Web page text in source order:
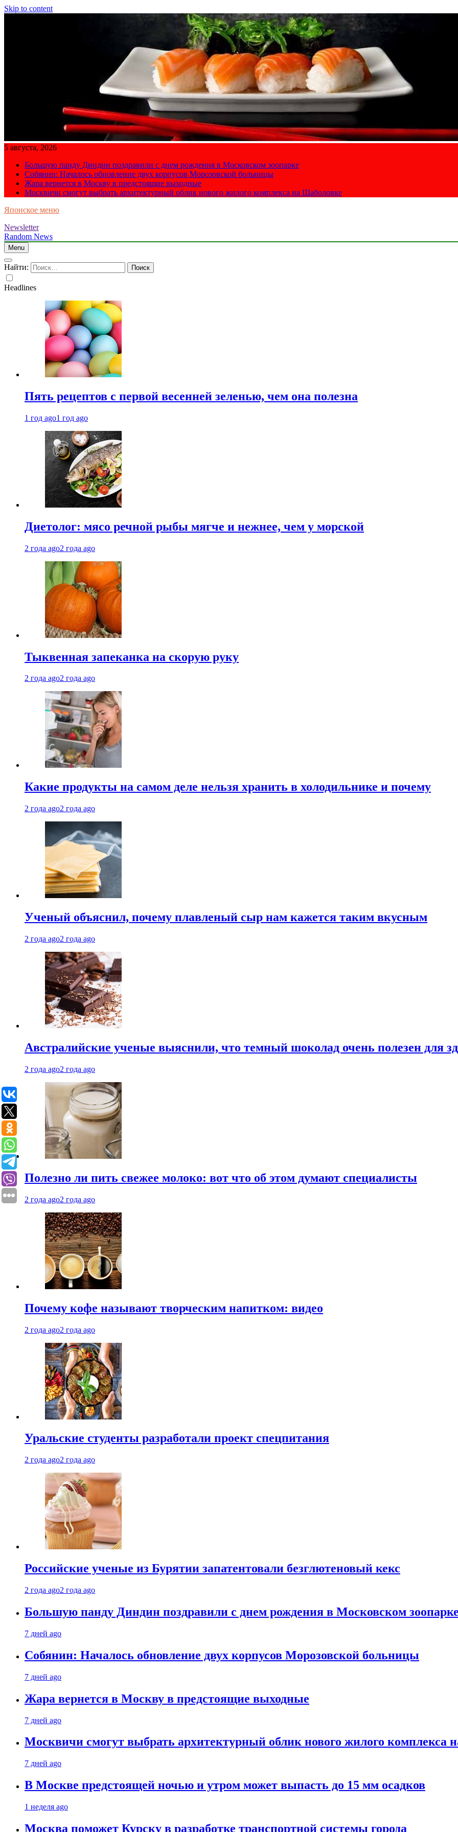
Skip to content
5 августа, 2026
Большую панду Диндин поздравили с днем рождения в Московском зоопарке
Собянин: Началось обновление двух корпусов Морозовской больницы
Жара вернется в Москву в предстоящие выходные
Москвичи смогут выбрать архитектурный облик нового жилого комплекса на Шаболовке
Японское меню
Newsletter
Random News
Menu
Найти:
Headlines
Пять рецептов с первой весенней зеленью, чем она полезна
1 год ago1 год ago
Диетолог: мясо речной рыбы мягче и нежнее, чем у морской
2 года ago2 года ago
Тыквенная запеканка на скорую руку
2 года ago2 года ago
Какие продукты на самом деле нельзя хранить в холодильнике и почему
2 года ago2 года ago
Ученый объяснил, почему плавленый сыр нам кажется таким вкусным
2 года ago2 года ago
Австралийские ученые выяснили, что темный шоколад очень полезен для
2 года ago2 года ago
Полезно ли пить свежее молоко: вот что об этом думают специалисты
2 года ago2 года ago
Почему кофе называют творческим напитком: видео
2 года ago2 года ago
Уральские студенты разработали проект спецпитания
2 года ago2 года ago
Российские ученые из Бурятии запатентовали безглютеновый кекс
2 года ago2 года ago
Большую панду Диндин поздравили с днем рождения в Московском зоопарке
7 дней ago
Собянин: Началось обновление двух корпусов Морозовской больницы
7 дней ago
Жара вернется в Москву в предстоящие выходные
7 дней ago
Москвичи смогут выбрать архитектурный облик нового жилого комплекса
7 дней ago
В Москве предстоящей ночью и утром может выпасть до 15 мм осадков
1 неделя ago
Москва поможет Курску в разработке транспортной системы города